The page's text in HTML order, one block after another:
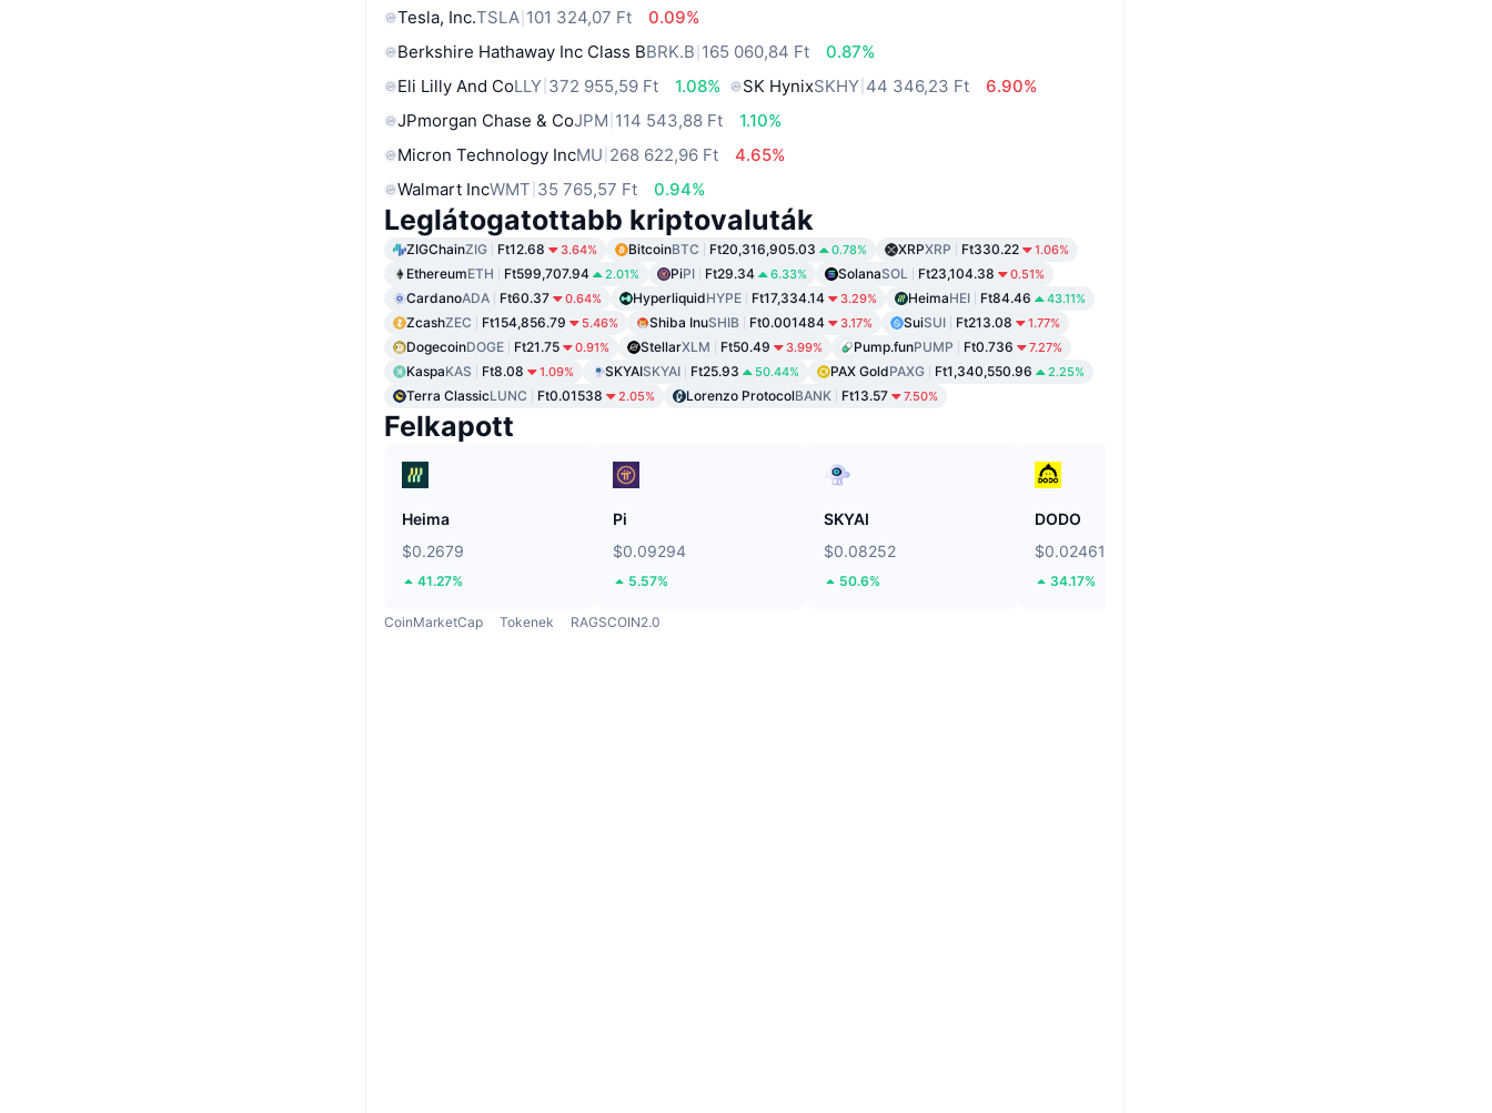
Tesla, Inc.TSLA 101 324,07 Ft
0.09%
Berkshire Hathaway Inc Class BBRK.B 165 060,84 Ft
0.87%
Eli Lilly And CoLLY 372 955,59 Ft 1.08% SK HynixSKHY 44 346,23 Ft
6.90%
JPmorgan Chase & CoJPM 114 543,88 Ft
1.10%
Micron Technology IncMU 268 622,96 Ft
4.65%
Walmart IncWMT 35 765,57 Ft 0.94%
Leglátogatottabb kriptovaluták
ZIGChainZIG Ft12.68 3.64% BitcoinBTC Ft20,316,905.03 0.78% XRPXRP Ft330.22 1.06%
EthereumETH Ft599,707.94 2.01% PiPI Ft29.34 6.33% SolanaSOL Ft23,104.38 0.51%
CardanoADA Ft60.37 0.64% HyperliquidHYPE Ft17,334.14 3.29% HeimaHEI Ft84.46 43.11%
ZcashZEC Ft154,856.79 5.46% Shiba InuSHIB Ft0.001484 3.17% SuiSUI Ft213.08 1.77%
DogecoinDOGE Ft21.75 0.91% StellarXLM Ft50.49 3.99% Pump.funPUMP Ft0.736 7.27%
KaspaKAS Ft8.08 1.09% SKYAISKYAI Ft25.93 50.44% PAX GoldPAXG Ft1,340,550.96 2.25%
Terra ClassicLUNC Ft0.01538 2.05% Lorenzo ProtocolBANK Ft13.57 7.50%
Felkapott
Heima
$0.2679
41.27%
Pi
$0.09294
5.57%
SKYAI
$0.08252
50.6%
DODO
$0.02461
34.17%
CoinMarketCap Tokenek RAGSCOIN2.0